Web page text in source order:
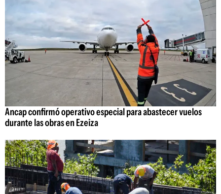
Ancap confirmó operativo especial para abastecer vuelos
durante las obras en Ezeiza